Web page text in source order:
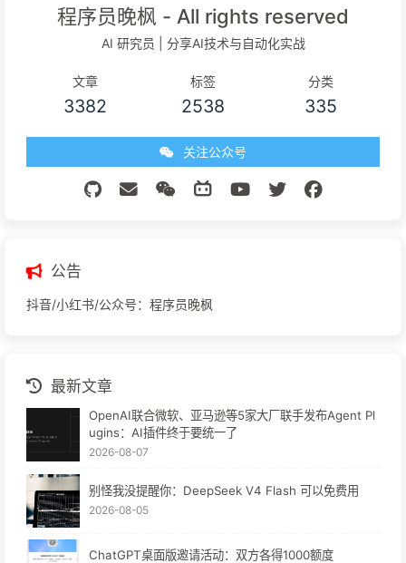
程序员晚枫 - All rights reserved
AI 研究员 | 分享AI技术与自动化实战
文章
3382
标签
2538
分类
335
关注公众号
公告
抖音/小红书/公众号：程序员晚枫
最新文章
OpenAI联合微软、亚马逊等5家大厂联手发布Agent Pl
ugins：AI插件终于要统一了
2026-08-07
别怪我没提醒你：DeepSeek V4 Flash 可以免费用
2026-08-05
ChatGPT桌面版邀请活动：双方各得1000额度